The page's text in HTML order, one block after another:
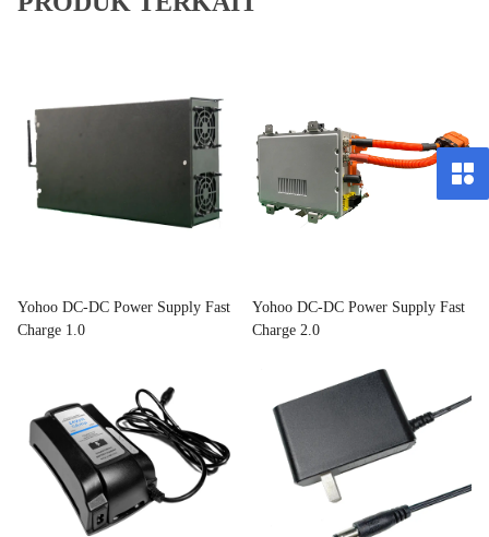
Yohoo DC-DC Power Supply Fast
Charge 1.0
Yohoo DC-DC Power Supply Fast
Charge 2.0